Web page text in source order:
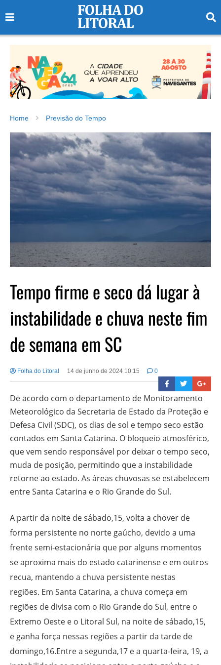
Home Previsão do Tempo
Tempo firme e seco dá lugar à
instabilidade e chuva neste fim
de semana em SC
Folha do Litoral 14 de junho de 2024 10:15 0
De acordo com o departamento de Monitoramento
Meteorológico da Secretaria de Estado da Proteção e
Defesa Civil (SDC), os dias de sol e tempo seco estão
contados em Santa Catarina. O bloqueio atmosférico,
que vem sendo responsável por deixar o tempo seco,
muda de posição, permitindo que a instabilidade
retorne ao estado. As áreas chuvosas se estabelecem
entre Santa Catarina e o Rio Grande do Sul.
A partir da noite de sábado,15, volta a chover de
forma persistente no norte gaúcho, devido a uma
frente semi-estacionária que por alguns momentos
se aproxima mais do estado catarinense e em outros
recua, mantendo a chuva persistente nestas
regiões. Em Santa Catarina, a chuva começa em
regiões de divisa com o Rio Grande do Sul, entre o
Extremo Oeste e o Litoral Sul, na noite de sábado,15,
e ganha força nessas regiões a partir da tarde de
domingo,16.Entre a segunda,17 e a quarta-feira, 19, a